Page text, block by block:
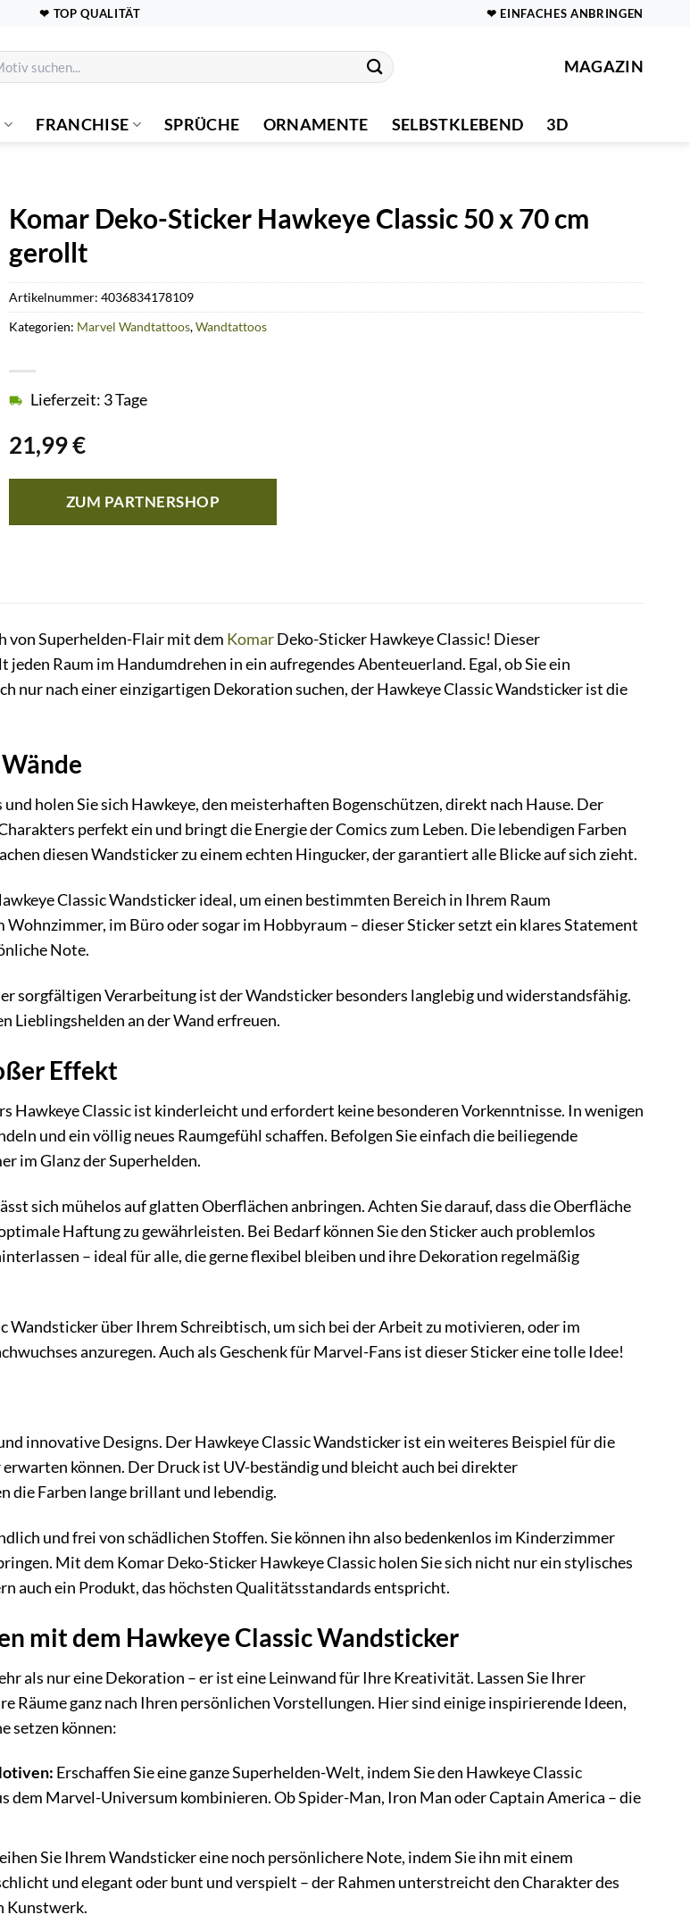
❤ TOP QUALITÄT ❤ EINFACHES ANBRINGEN
MAGAZIN
FRANCHISE SPRÜCHE ORNAMENTE SELBSTKLEBEND 3D
Komar Deko-Sticker Hawkeye Classic 50 x 70 cm
gerollt
21,99€
Lieferzeit: 3 Tage
ZUM PARTNERSHOP
Artikelnummer:4036834178109
Kategorien: Marvel Wandtattoos,Wandtattoos
von Superhelden-Flair mit dem KomarDeko-Sticker Hawkeye Classic! Dieser
Raum im Handumdrehen in ein aufregendes Abenteuerland. Egal, ob Sie ein
nur nach einer einzigartigen Dekoration suchen, der Hawkeye Classic Wandsticker ist die
holen Sie sich Hawkeye, den meisterhaften Bogenschützen, direkt nach Hause. Der
perfekt ein und bringt die Energie der Comics zum Leben. Die lebendigen Farben
diesen Wandsticker zu einem echten Hingucker, der garantiert alle Blicke auf sich zieht.
Classic Wandsticker ideal, um einen bestimmten Bereich in Ihrem Raum
im Büro oder sogar im Hobbyraum – dieser Sticker setzt ein klares Statement
Note.
sorgfältigen Verarbeitung ist der Wandsticker besonders langlebig und widerstandsfähig.
Lieblingshelden an der Wand erfreuen.
Effekt
Hawkeye Classic ist kinderleicht und erfordert keine besonderen Vorkenntnisse. In wenigen
und ein völlig neues Raumgefühl schaffen. Befolgen Sie einfach die beiliegende
im Glanz der Superhelden.
sich mühelos auf glatten Oberflächen anbringen. Achten Sie darauf, dass die Oberfläche
Haftung zu gewährleisten. Bei Bedarf können Sie den Sticker auch problemlos
– ideal für alle, die gerne flexibel bleiben und ihre Dekoration regelmäßig
Wandsticker über Ihrem Schreibtisch, um sich bei der Arbeit zu motivieren, oder im
anzuregen. Auch als Geschenk für Marvel-Fans ist dieser Sticker eine tolle Idee!
innovative Designs. Der Hawkeye Classic Wandsticker ist ein weiteres Beispiel für die
können. Der Druck ist UV-beständig und bleicht auch bei direkter
die Farben lange brillant und lebendig.
und frei von schädlichen Stoffen. Sie können ihn also bedenkenlos im Kinderzimmer
Mit dem Komar Deko-Sticker Hawkeye Classic holen Sie sich nicht nur ein stylisches
auch ein Produkt, das höchsten Qualitätsstandards entspricht.
mit dem Hawkeye Classic Wandsticker
als nur eine Dekoration – er ist eine Leinwand für Ihre Kreativität. Lassen Sie Ihrer
Räume ganz nach Ihren persönlichen Vorstellungen. Hier sind einige inspirierende Ideen,
setzen können:
Erschaffen Sie eine ganze Superhelden-Welt, indem Sie den Hawkeye Classic
dem Marvel-Universum kombinieren. Ob Spider-Man, Iron Man oder Captain America – die
Sie Ihrem Wandsticker eine noch persönlichere Note, indem Sie ihn mit einem
und elegant oder bunt und verspielt – der Rahmen unterstreicht den Charakter des
Kunstwerk.